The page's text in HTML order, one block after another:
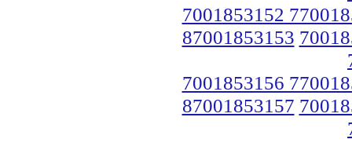
7001853152
87001853153
7001853156
87001853157